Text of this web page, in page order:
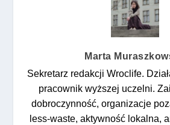
Marta
Sekretarz redakcji Wroclife.
pracownik wyższej uczelni.
dobroczynność, organizacje
less-waste, aktywność lokalna,